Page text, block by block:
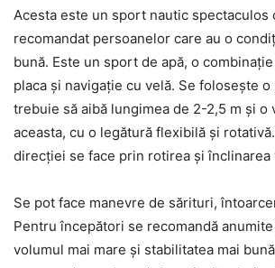
Acesta este un sport nautic spectaculos
recomandat persoanelor care au o
bună. Este un sport de apă, o
placa și navigație cu velă. Se folosește o
trebuie să aibă lungimea de 2-2,5 m și o
aceasta, cu o legătură flexibilă și
direcției se face prin rotirea și înclinarea
Se pot face manevre de sărituri,
Pentru începători se recomandă
volumul mai mare și stabilitatea mai